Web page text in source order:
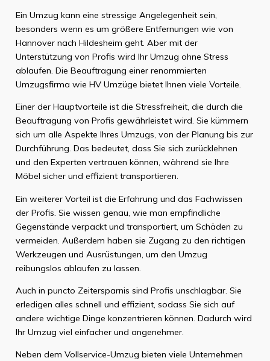
Ein Umzug kann eine stressige Angelegenheit sein,
besonders wenn es um größere Entfernungen wie von
Hannover nach Hildesheim geht. Aber mit der
Unterstützung von Profis wird Ihr Umzug ohne Stress
ablaufen. Die Beauftragung einer renommierten
Umzugsfirma wie HV Umzüge bietet Ihnen viele Vorteile.
Einer der Hauptvorteile ist die Stressfreiheit, die durch die
Beauftragung von Profis gewährleistet wird. Sie kümmern
sich um alle Aspekte Ihres Umzugs, von der Planung bis zur
Durchführung. Das bedeutet, dass Sie sich zurücklehnen
und den Experten vertrauen können, während sie Ihre
Möbel sicher und effizient transportieren.
Ein weiterer Vorteil ist die Erfahrung und das Fachwissen
der Profis. Sie wissen genau, wie man empfindliche
Gegenstände verpackt und transportiert, um Schäden zu
vermeiden. Außerdem haben sie Zugang zu den richtigen
Werkzeugen und Ausrüstungen, um den Umzug
reibungslos ablaufen zu lassen.
Auch in puncto Zeitersparnis sind Profis unschlagbar. Sie
erledigen alles schnell und effizient, sodass Sie sich auf
andere wichtige Dinge konzentrieren können. Dadurch wird
Ihr Umzug viel einfacher und angenehmer.
Neben dem Vollservice-Umzug bieten viele Unternehmen